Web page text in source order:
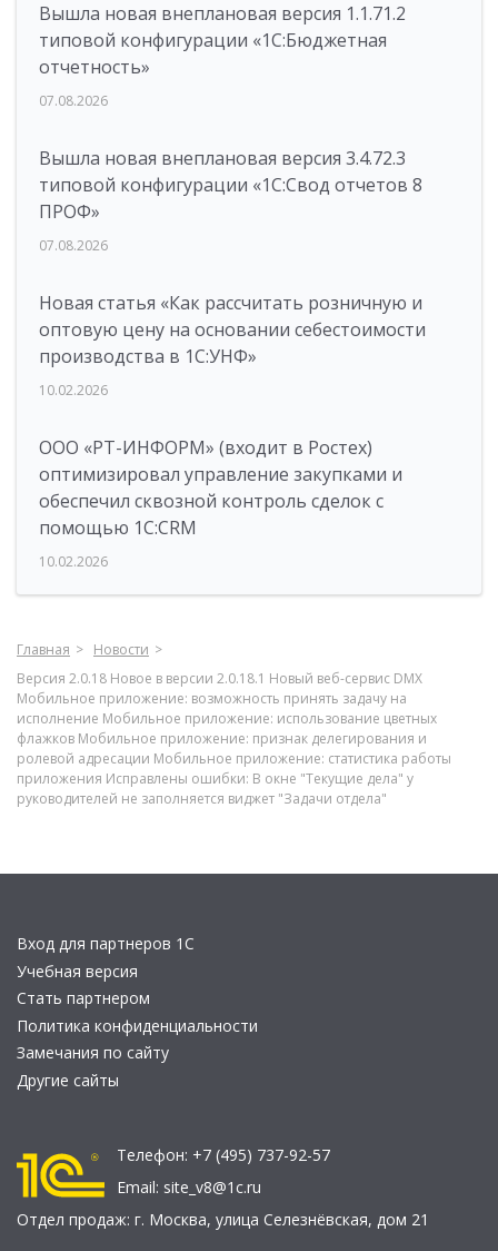
Вышла новая внеплановая версия 1.1.71.2
типовой конфигурации «1C:Бюджетная
отчетность»
07.08.2026
Вышла новая внеплановая версия 3.4.72.3
типовой конфигурации «1C:Свод отчетов 8
ПРОФ»
07.08.2026
Новая статья «Как рассчитать розничную и
оптовую цену на основании себестоимости
производства в 1С:УНФ»
10.02.2026
ООО «РТ-ИНФОРМ» (входит в Ростех)
оптимизировал управление закупками и
обеспечил сквозной контроль сделок с
помощью 1С:CRM
10.02.2026
Главная
Новости
Версия 2.0.18 Новое в версии 2.0.18.1 Новый веб-сервис DMX
Мобильное приложение: возможность принять задачу на
исполнение Мобильное приложение: использование цветных
флажков Мобильное приложение: признак делегирования и
ролевой адресации Мобильное приложение: статистика работы
приложения Исправлены ошибки: В окне "Текущие дела" у
руководителей не заполняется виджет "Задачи отдела"
Вход для партнеров 1С
Учебная версия
Стать партнером
Политика конфиденциальности
Замечания по сайту
Другие сайты
Телефон: +7 (495) 737-92-57
Email: site_v8@1c.ru
Отдел продаж: г. Москва, улица Селезнёвская, дом 21